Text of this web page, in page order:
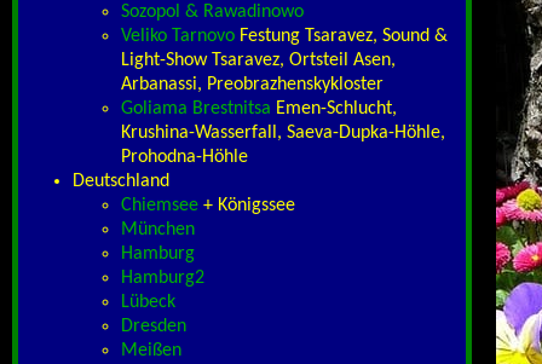
Sozopol & Rawadinowo
Veliko Tarnovo Festung Tsaravez, Sound &
Light-Show Tsaravez, Ortsteil Asen,
Arbanassi, Preobrazhenskykloster
Goliama Brestnitsa Emen-Schlucht,
Krushina-Wasserfall, Saeva-Dupka-Höhle,
Prohodna-Höhle
Deutschland
Chiemsee + Königssee
München
Hamburg
Hamburg2
Lübeck
Dresden
Meißen